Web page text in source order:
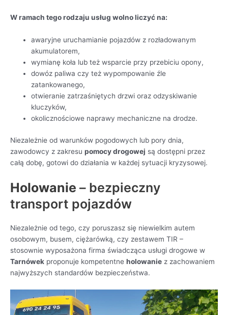
W ramach tego rodzaju usług wolno liczyć na:
awaryjne uruchamianie pojazdów z rozładowanym
akumulatorem,
wymianę koła lub też wsparcie przy przebiciu opony,
dowóz paliwa czy też wypompowanie źle
zatankowanego,
otwieranie zatrzaśniętych drzwi oraz odzyskiwanie
kluczyków,
okolicznościowe naprawy mechaniczne na drodze.
Niezależnie od warunków pogodowych lub pory dnia,
zawodowcy z zakresu pomocy drogowej są dostępni przez
całą dobę, gotowi do działania w każdej sytuacji kryzysowej.
Holowanie – bezpieczny
transport pojazdów
Niezależnie od tego, czy poruszasz się niewielkim autem
osobowym, busem, ciężarówką, czy zestawem TIR –
stosownie wyposażona firma świadcząca usługi drogowe w
Tarnówek proponuje kompetentne holowanie z zachowaniem
najwyższych standardów bezpieczeństwa.